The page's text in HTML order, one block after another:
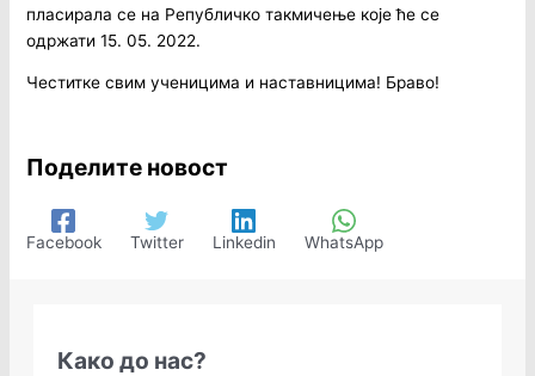
пласирала се на Републичко такмичење које ће се
одржати 15. 05. 2022.
Честитке свим ученицима и наставницима! Браво!
Поделите новост
Facebook Twitter Linkedin WhatsApp
Како до нас?